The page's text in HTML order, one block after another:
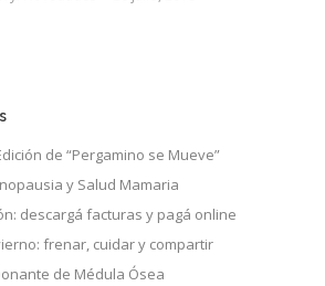
de “Pergamino se Mueve”
y Salud Mamaria
descargá facturas y pagá online
frenar, cuidar y compartir
de Médula Ósea